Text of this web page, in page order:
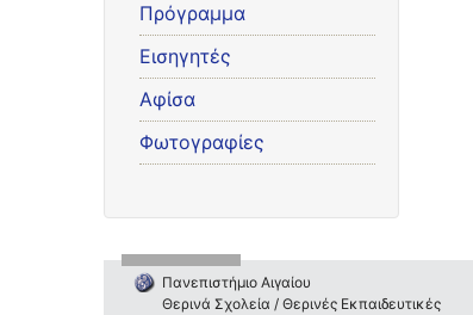
Πρόγραμμα
Εισηγητές
Αφίσα
Φωτογραφίες
Πανεπιστήμιο Αιγαίου
Θερινά Σχολεία / Θερινές Εκπαιδευτικές